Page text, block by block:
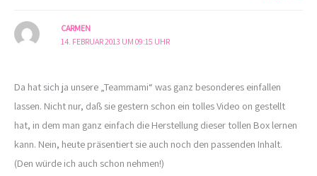
CARMEN
14. FEBRUAR 2013 UM 09:15 UHR
Da hat sich ja unsere „Teammami“ was ganz besonderes einfallen
lassen. Nicht nur, daß sie gestern schon ein tolles Video on gestellt
hat, in dem man ganz einfach die Herstellung dieser tollen Box lernen
kann. Nein, heute präsentiert sie auch noch den passenden Inhalt.
(Den würde ich auch schon nehmen!)